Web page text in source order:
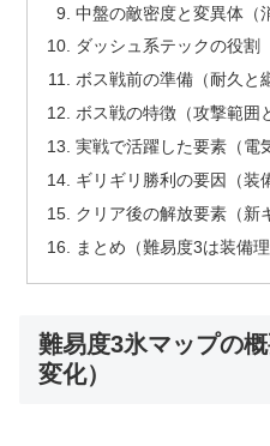
中盤の敵密度と変異体（
ダッシュ系テックの役割
ボス戦前の準備（耐久と
ボス戦の特徴（攻撃範囲
実戦で活躍した要素（電
ギリギリ勝利の要因（装
クリア後の解放要素（新
まとめ（難易度3は装備理
難易度3氷マップの
変化）